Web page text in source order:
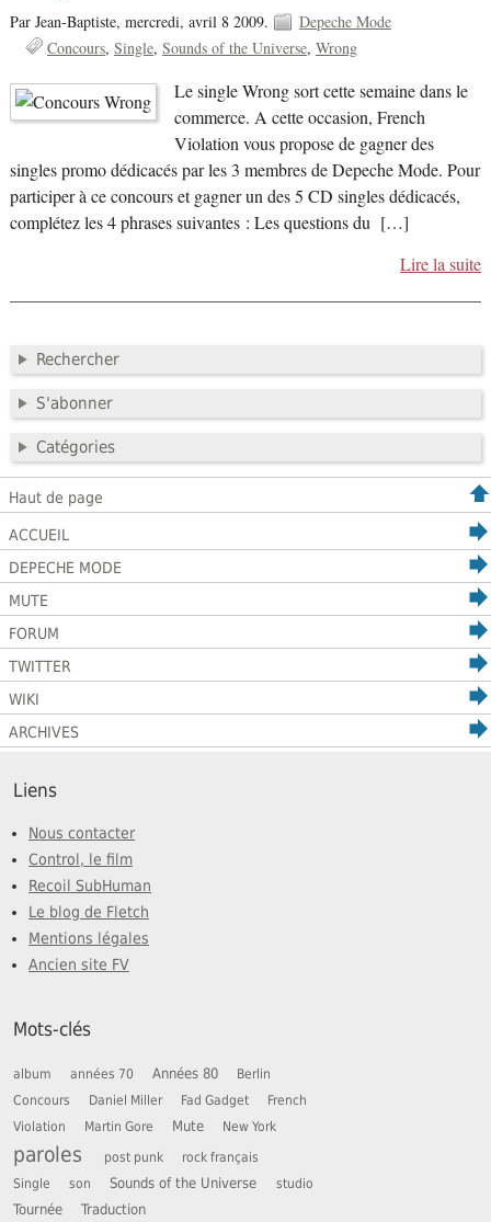
Par Jean-Baptiste, mercredi, avril 8 2009.
Depeche Mode
Concours Single Sounds of the Universe Wrong
Le single Wrong sort cette semaine dans le
commerce. A cette occasion, French
Violation vous propose de gagner des
singles promo dédicacés par les 3 membres de Depeche Mode. Pour
participer à ce concours et gagner un des 5 CD singles dédicacés,
complétez les 4 phrases suivantes : Les questions du […]
Lire la suite
Rechercher
S'abonner
Catégories
Haut de page
ACCUEIL
DEPECHE MODE
MUTE
FORUM
TWITTER
WIKI
ARCHIVES
Liens
Nous contacter
Control, le film
Recoil SubHuman
Le blog de Fletch
Mentions légales
Ancien site FV
Mots-clés
album années 70 Années 80
Berlin
Concours
Daniel Miller Fad Gadget
French
Violation
Martin Gore Mute New York
paroles post punk
rock français
Single
son Sounds of the Universe studio
Tournée Traduction